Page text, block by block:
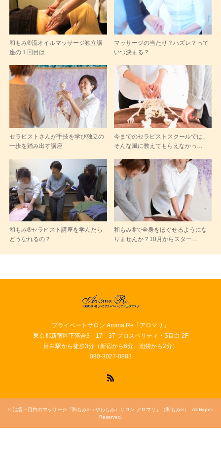
和もみ®流オイルマッサージ独立講
座の１回目は
マッサージの当たり？ハズレ？って
いつ決まる？
セラピストさんが手技を学び独立の
一歩を踏み出す講座
今までのセラピストスクールでは、
そんな風に教えてもらえなかっ…
和もみ®セラピスト講座を学んだら
どうなれるの？
和もみ®で全身をほぐせるようにな
りませんか？10月からスター…
プライベートサロン Aroma:Re「アロマリ」
東京都新宿区下落合3－17－37 プロスペリティ・S目白 2F
目白駅から徒歩3分（新宿から6分、池袋から2分）
080-3027-0883
©池袋・目白のマッサージ「和もみ®（やわもみ）サロン アロマリ」（和もみ®）
. All Rights
Reserved.